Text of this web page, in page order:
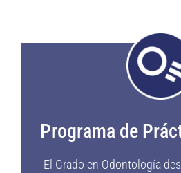
Programa de
El Grado en Odontología